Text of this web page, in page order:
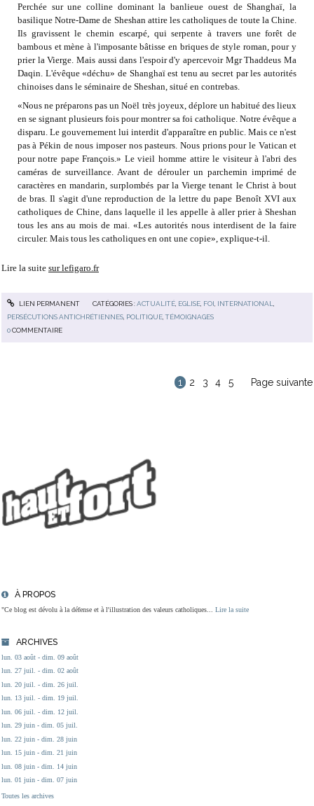
À PROPOS
"Ce blog est dévolu à la défense et à l'illustration des valeurs catholiques... Lire la suite
ARCHIVES
lun. 03 août - dim. 09 août
lun. 27 juil. - dim. 02 août
lun. 20 juil. - dim. 26 juil.
lun. 13 juil. - dim. 19 juil.
lun. 06 juil. - dim. 12 juil.
lun. 29 juin - dim. 05 juil.
lun. 22 juin - dim. 28 juin
lun. 15 juin - dim. 21 juin
lun. 08 juin - dim. 14 juin
lun. 01 juin - dim. 07 juin
Toutes les archives
Perchée sur une colline dominant la banlieue ouest de Shanghaï, la
basilique Notre-Dame de Sheshan attire les catholiques de toute la Chine.
Ils gravissent le chemin escarpé, qui serpente à travers une forêt de
bambous et mène à l'imposante bâtisse en briques de style roman, pour y
prier la Vierge. Mais aussi dans l'espoir d'y apercevoir Mgr Thaddeus Ma
Daqin. L'évêque «déchu» de Shanghaï est tenu au secret par les autorités
chinoises dans le séminaire de Sheshan, situé en contrebas.
«Nous ne préparons pas un Noël très joyeux, déplore un habitué des lieux
en se signant plusieurs fois pour montrer sa foi catholique. Notre évêque a
disparu. Le gouvernement lui interdit d'apparaître en public. Mais ce n'est
pas à Pékin de nous imposer nos pasteurs. Nous prions pour le Vatican et
pour notre pape François.» Le vieil homme attire le visiteur à l'abri des
caméras de surveillance. Avant de dérouler un parchemin imprimé de
caractères en mandarin, surplombés par la Vierge tenant le Christ à bout
de bras. Il s'agit d'une reproduction de la lettre du pape Benoît XVI aux
catholiques de Chine, dans laquelle il les appelle à aller prier à Sheshan
tous les ans au mois de mai. «Les autorités nous interdisent de la faire
circuler. Mais tous les catholiques en ont une copie», explique-t-il.
Lire la suite sur lefigaro.fr
LIEN PERMANENT CATÉGORIES :ACTUALITÉ, EGLISE, FOI , INTERNATIONAL,
PERSÉCUTIONS ANTICHRÉTIENNES POLITIQUE ,TÉMOIGNAGES
0COMMENTAIRE
1 2 3 4 5 Page suivante